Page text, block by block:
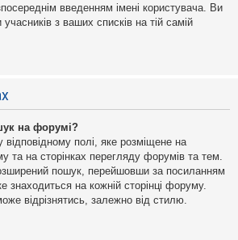
введенням імені користувача. Ви
з ваших списків на тій самій
на форумі?
полі, яке розміщене на
та на сторінках перегляду форумів та тем.
пошук, перейшовши за посиланням
на кожній сторінці форуму.
відрізнятись, залежно від стилю.